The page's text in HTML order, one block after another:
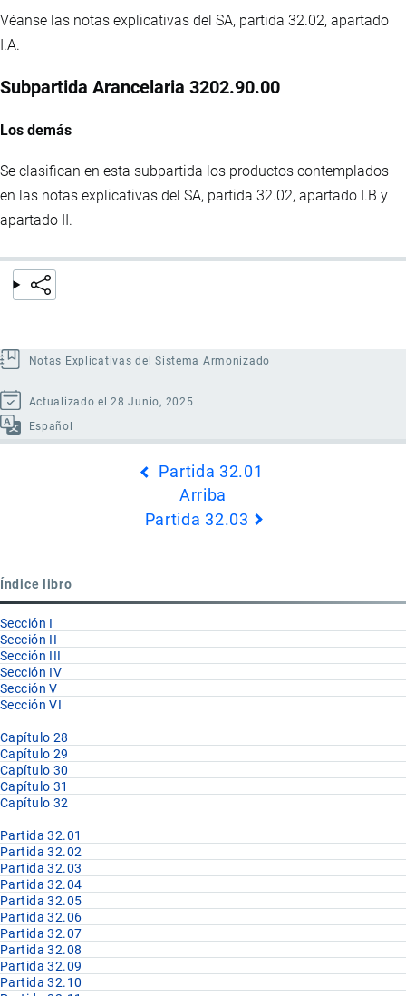
Véanse las notas explicativas del SA, partida 32.02, apartado
I.A.
Subpartida Arancelaria 3202.90.00
Los demás
Se clasifican en esta subpartida los productos contemplados
en las notas explicativas del SA, partida 32.02, apartado I.B y
apartado II.
Notas Explicativas del Sistema Armonizado
Actualizado el 28 Junio, 2025
Español
32.02
Partida 32.01
Arriba
Partida 32.03
Índice libro
Sección I
Sección II
Sección III
Sección IV
Sección V
Sección VI
Capítulo 28
Capítulo 29
Capítulo 30
Capítulo 31
Capítulo 32
Partida 32.01
Partida 32.02
Partida 32.03
Partida 32.04
Partida 32.05
Partida 32.06
Partida 32.07
Partida 32.08
Partida 32.09
Partida 32.10